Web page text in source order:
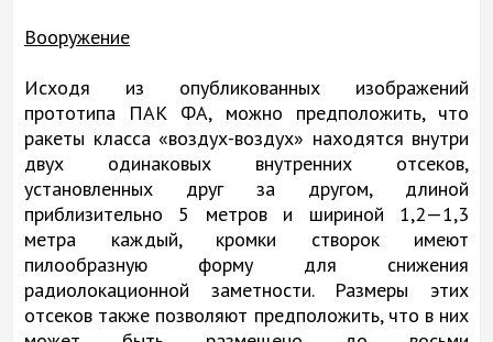
Вооружение
Исходя из опубликованных изображений
прототипа ПАК ФА, можно предположить, что
ракеты класса «воздух-воздух» находятся внутри
двух одинаковых внутренних отсеков,
установленных друг за другом, длиной
приблизительно 5 метров и шириной 1,2—1,3
метра каждый, кромки створок имеют
пилообразную форму для снижения
радиолокационной заметности. Размеры этих
отсеков также позволяют предположить, что в них